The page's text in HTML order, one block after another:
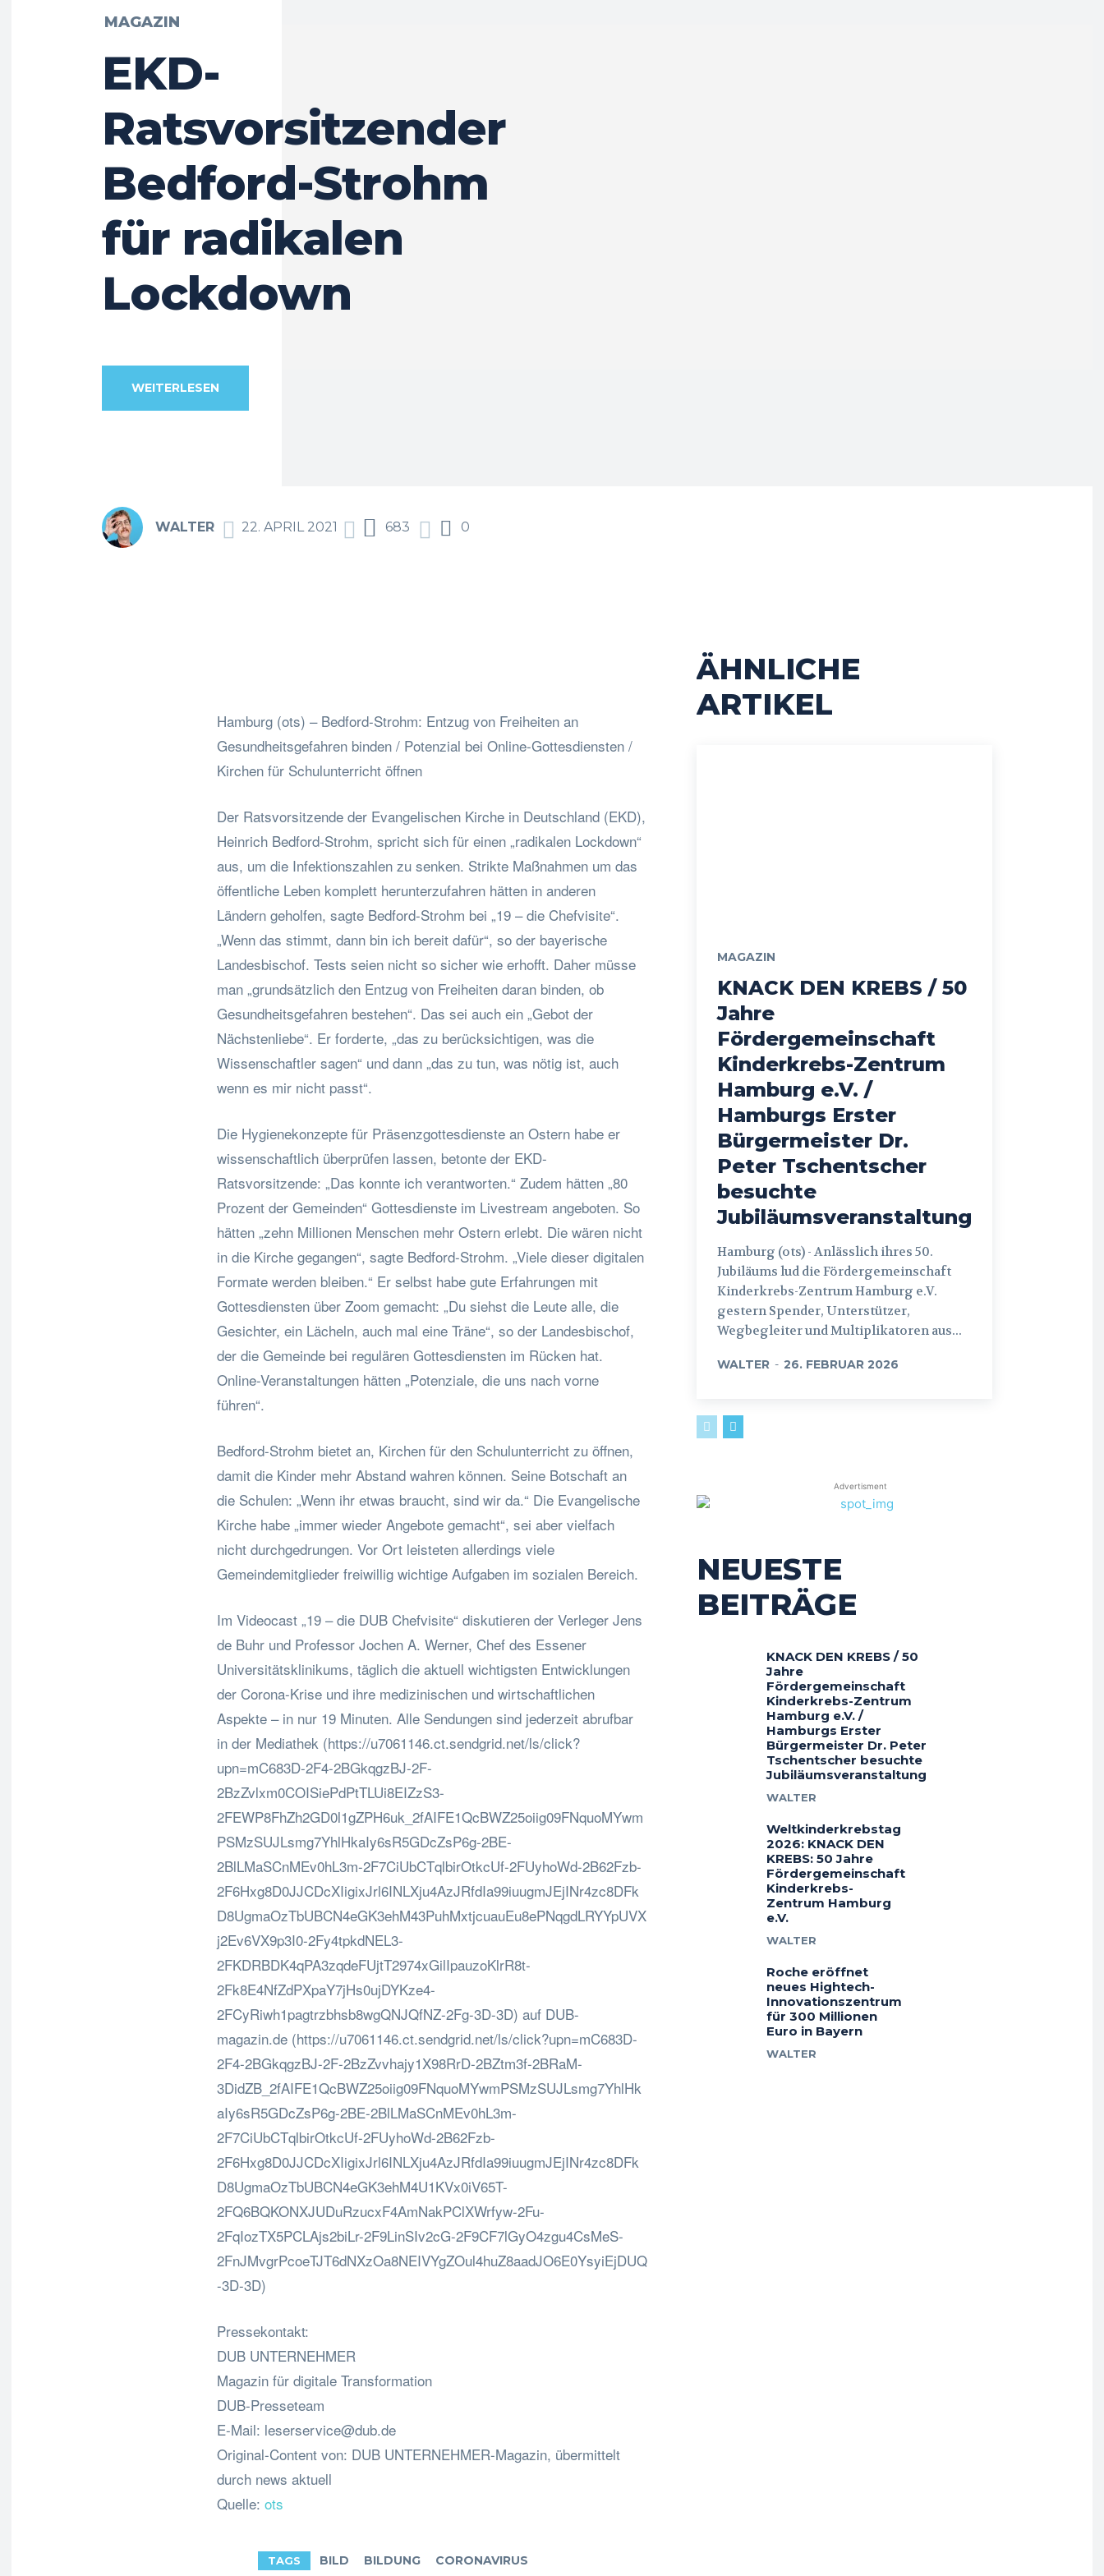
MAGAZIN
EKD-
Ratsvorsitzender
Bedford-Strohm
für radikalen
Lockdown
WEITERLESEN
WALTER 22. APRIL 2021 683 0
Hamburg (ots) – Bedford-Strohm: Entzug von Freiheiten an
Gesundheitsgefahren binden / Potenzial bei Online-Gottesdiensten /
Kirchen für Schulunterricht öffnen
Der Ratsvorsitzende der Evangelischen Kirche in Deutschland (EKD),
Heinrich Bedford-Strohm, spricht sich für einen „radikalen Lockdown“
aus, um die Infektionszahlen zu senken. Strikte Maßnahmen um das
öffentliche Leben komplett herunterzufahren hätten in anderen
Ländern geholfen, sagte Bedford-Strohm bei „19 – die Chefvisite“.
„Wenn das stimmt, dann bin ich bereit dafür“, so der bayerische
Landesbischof. Tests seien nicht so sicher wie erhofft. Daher müsse
man „grundsätzlich den Entzug von Freiheiten daran binden, ob
Gesundheitsgefahren bestehen“. Das sei auch ein „Gebot der
Nächstenliebe“. Er forderte, „das zu berücksichtigen, was die
Wissenschaftler sagen“ und dann „das zu tun, was nötig ist, auch
wenn es mir nicht passt“.
Die Hygienekonzepte für Präsenzgottesdienste an Ostern habe er
wissenschaftlich überprüfen lassen, betonte der EKD-
Ratsvorsitzende: „Das konnte ich verantworten.“ Zudem hätten „80
Prozent der Gemeinden“ Gottesdienste im Livestream angeboten. So
hätten „zehn Millionen Menschen mehr Ostern erlebt. Die wären nicht
in die Kirche gegangen“, sagte Bedford-Strohm. „Viele dieser digitalen
Formate werden bleiben.“ Er selbst habe gute Erfahrungen mit
Gottesdiensten über Zoom gemacht: „Du siehst die Leute alle, die
Gesichter, ein Lächeln, auch mal eine Träne“, so der Landesbischof,
der die Gemeinde bei regulären Gottesdiensten im Rücken hat.
Online-Veranstaltungen hätten „Potenziale, die uns nach vorne
führen“.
Bedford-Strohm bietet an, Kirchen für den Schulunterricht zu öffnen,
damit die Kinder mehr Abstand wahren können. Seine Botschaft an
die Schulen: „Wenn ihr etwas braucht, sind wir da.“ Die Evangelische
Kirche habe „immer wieder Angebote gemacht“, sei aber vielfach
nicht durchgedrungen. Vor Ort leisteten allerdings viele
Gemeindemitglieder freiwillig wichtige Aufgaben im sozialen Bereich.
Im Videocast „19 – die DUB Chefvisite“ diskutieren der Verleger Jens
de Buhr und Professor Jochen A. Werner, Chef des Essener
Universitätsklinikums, täglich die aktuell wichtigsten Entwicklungen
der Corona-Krise und ihre medizinischen und wirtschaftlichen
Aspekte – in nur 19 Minuten. Alle Sendungen sind jederzeit abrufbar
in der Mediathek (https://u7061146.ct.sendgrid.net/ls/click?
upn=mC683D-2F4-2BGkqgzBJ-2F-
2BzZvlxm0COISiePdPtTLUi8EIZzS3-
2FEWP8FhZh2GD0l1gZPH6uk_2fAIFE1QcBWZ25oiig09FNquoMYwm
PSMzSUJLsmg7YhlHkaIy6sR5GDcZsP6g-2BE-
2BlLMaSCnMEv0hL3m-2F7CiUbCTqlbirOtkcUf-2FUyhoWd-2B62Fzb-
2F6Hxg8D0JJCDcXIigixJrl6INLXju4AzJRfdIa99iuugmJEjINr4zc8DFk
D8UgmaOzTbUBCN4eGK3ehM43PuhMxtjcuauEu8ePNqgdLRYYpUVX
j2Ev6VX9p3I0-2Fy4tpkdNEL3-
2FKDRBDK4qPA3zqdeFUjtT2974xGilIpauzoKlrR8t-
2Fk8E4NfZdPXpaY7jHs0ujDYKze4-
2FCyRiwh1pagtrzbhsb8wgQNJQfNZ-2Fg-3D-3D) auf DUB-
magazin.de (https://u7061146.ct.sendgrid.net/ls/click?upn=mC683D-
2F4-2BGkqgzBJ-2F-2BzZvvhajy1X98RrD-2BZtm3f-2BRaM-
3DidZB_2fAIFE1QcBWZ25oiig09FNquoMYwmPSMzSUJLsmg7YhlHk
aIy6sR5GDcZsP6g-2BE-2BlLMaSCnMEv0hL3m-
2F7CiUbCTqlbirOtkcUf-2FUyhoWd-2B62Fzb-
2F6Hxg8D0JJCDcXIigixJrl6INLXju4AzJRfdIa99iuugmJEjINr4zc8DFk
D8UgmaOzTbUBCN4eGK3ehM4U1KVx0iV65T-
2FQ6BQKONXJUDuRzucxF4AmNakPClXWrfyw-2Fu-
2FqIozTX5PCLAjs2biLr-2F9LinSIv2cG-2F9CF7lGyO4zgu4CsMeS-
2FnJMvgrPcoeTJT6dNXzOa8NEIVYgZOul4huZ8aadJO6E0YsyiEjDUQ
-3D-3D)
Pressekontakt:
DUB UNTERNEHMER
Magazin für digitale Transformation
DUB-Presseteam
E-Mail: leserservice@dub.de
Original-Content von: DUB UNTERNEHMER-Magazin, übermittelt
durch news aktuell
Quelle: ots
TAGS BILD BILDUNG CORONAVIRUS
ÄHNLICHE
ARTIKEL
MAGAZIN
KNACK DEN KREBS / 50
Jahre
Fördergemeinschaft
Kinderkrebs-Zentrum
Hamburg e.V. /
Hamburgs Erster
Bürgermeister Dr.
Peter Tschentscher
besuchte
Jubiläumsveranstaltung
Hamburg (ots) - Anlässlich ihres 50.
Jubiläums lud die Fördergemeinschaft
Kinderkrebs-Zentrum Hamburg e.V.
gestern Spender, Unterstützer,
Wegbegleiter und Multiplikatoren aus...
WALTER - 26. FEBRUAR 2026
Advertisment
NEUESTE
BEITRÄGE
KNACK DEN KREBS / 50
Jahre
Fördergemeinschaft
Kinderkrebs-Zentrum
Hamburg e.V. /
Hamburgs Erster
Bürgermeister Dr. Peter
Tschentscher besuchte
Jubiläumsveranstaltung
WALTER
Weltkinderkrebstag
2026: KNACK DEN
KREBS: 50 Jahre
Fördergemeinschaft
Kinderkrebs-
Zentrum Hamburg
e.V.
WALTER
Roche eröffnet
neues Hightech-
Innovationszentrum
für 300 Millionen
Euro in Bayern
WALTER